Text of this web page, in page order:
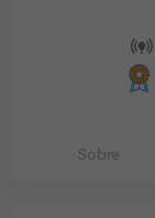
Sobre